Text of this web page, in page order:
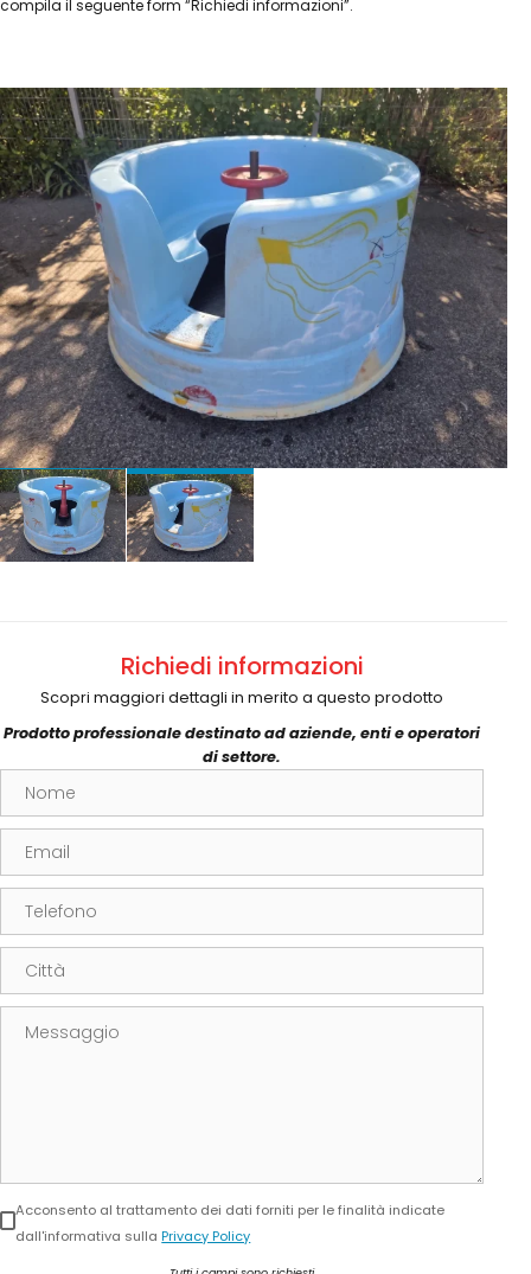
compila il seguente form “Richiedi informazioni”.
€ 680 + IVA
Richiedi informazioni
Scopri maggiori dettagli in merito a questo prodotto
Prodotto professionale destinato ad aziende, enti e operatori
di settore.
Nome
Email
Telefono
Città
Acconsento al trattamento dei dati forniti per le finalità indicate
dall'informativa sullaPrivacy Policy